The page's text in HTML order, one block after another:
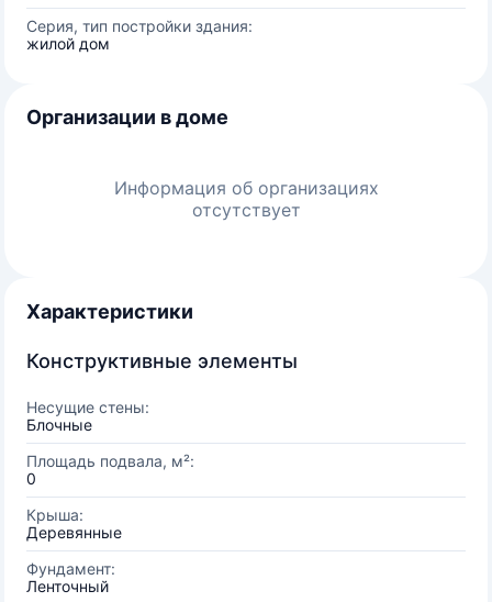
Серия, тип постройки здания:
жилой дом
Организации в доме
Информация об организациях
отсутствует
Характеристики
Конструктивные элементы
Несущие стены:
Блочные
Площадь подвала, м²:
0
Крыша:
Деревянные
Фундамент:
Ленточный